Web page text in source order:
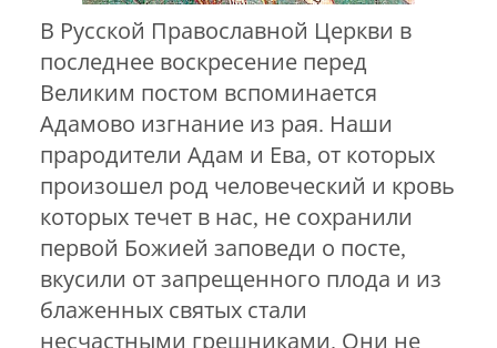
В Русской Православной Церкви в
последнее воскресение перед
Великим постом вспоминается
Адамово изгнание из рая. Наши
прародители Адам и Ева, от которых
произошел род человеческий и кровь
которых течет в нас, не сохранили
первой Божией заповеди о посте,
вкусили от запрещенного плода и из
блаженных святых стали
несчастными грешниками. Они не